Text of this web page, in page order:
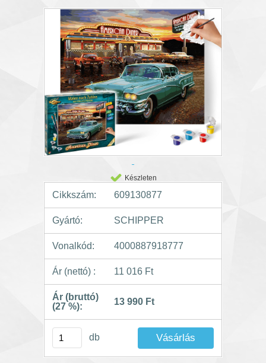
Készleten
Cikkszám: 609130877
Gyártó: SCHIPPER
Vonalkód: 4000887918777
Ár (nettó) : 11 016 Ft
Ár (bruttó)
(27 %):
13 990 Ft
db